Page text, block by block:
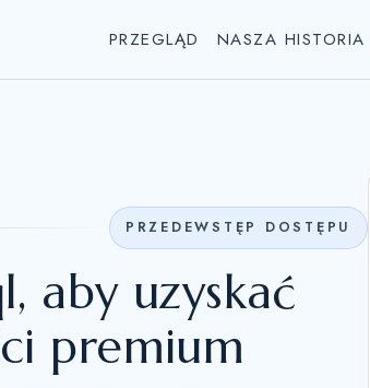
PRZEGLĄD NASZA HISTORIA
PRZEDEWSTĘP DOSTĘPU
aby uzyskać
premium